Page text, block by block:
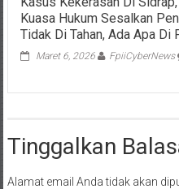
Kuasa Hukum Sesalkan
Tidak Di Tahan, Ada Apa Di
Maret 6, 2026 FpiiCyberNews
Tinggalkan
Alamat email Anda tidak akan